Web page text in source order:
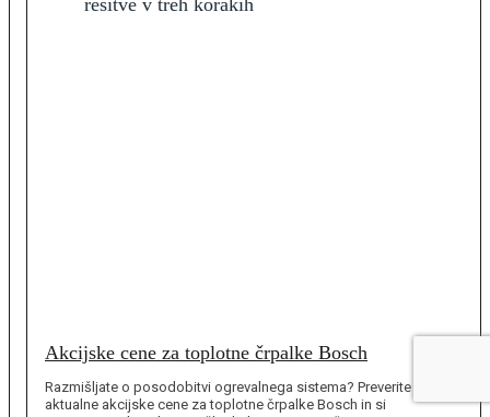
Akcijske cene za toplotne črpalke Bosch
Razmišljate o posodobitvi ogrevalnega sistema? Preverite
aktualne akcijske cene za toplotne črpalke Bosch in si